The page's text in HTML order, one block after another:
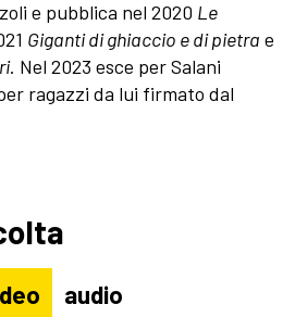
e pubblica nel 2020 Le
Giganti di ghiaccio e di pietra e
. Nel 2023 esce per Salani
ragazzi da lui firmato dal
audio